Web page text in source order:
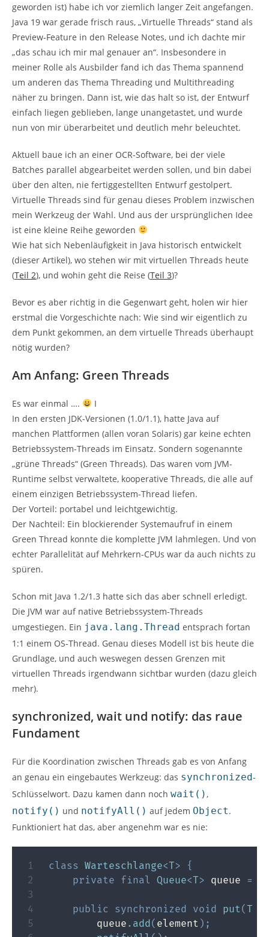
geworden ist) habe ich vor ziemlich langer Zeit angefangen.
Java 19 war gerade frisch raus, „Virtuelle Threads“ stand als
Preview-Feature in den Release Notes, und ich dachte mir
„das schau ich mir mal genauer an“. Insbesondere in
meiner Rolle als Ausbilder fand ich das Thema spannend
um anderen das Thema Threading und Multithreading
näher zu bringen. Dann ist, wie das halt so ist, der Entwurf
einfach liegen geblieben, lange unangetastet, und wurde
nun von mir überarbeitet und deutlich mehr beleuchtet.
Aktuell baue ich an einer OCR-Software, bei der viele
Batches parallel abgearbeitet werden sollen, und bin dabei
über den alten, nie fertiggestellten Entwurf gestolpert.
Virtuelle Threads sind für genau dieses Problem inzwischen
mein Werkzeug der Wahl. Und aus der ursprünglichen Idee
ist eine kleine Reihe geworden
Wie hat sich Nebenläufigkeit in Java historisch entwickelt
(dieser Artikel), wo stehen wir mit virtuellen Threads heute
(Teil 2), und wohin geht die Reise (Teil 3)?
Bevor es aber richtig in die Gegenwart geht, holen wir hier
erstmal die Vorgeschichte nach: Wie sind wir eigentlich zu
dem Punkt gekommen, an dem virtuelle Threads überhaupt
nötig wurden?
Am Anfang: Green Threads
Es war einmal ….
I
In den ersten JDK-Versionen (1.0/1.1), hatte Java auf
manchen Plattformen (allen voran Solaris) gar keine echten
Betriebssystem-Threads im Einsatz. Sondern sogenannte
„grüne Threads“ (Green Threads). Das waren vom JVM-
Runtime selbst verwaltete, kooperative Threads, die alle auf
einem einzigen Betriebssystem-Thread liefen.
Der Vorteil: portabel und leichtgewichtig.
Der Nachteil: Ein blockierender Systemaufruf in einem
Green Thread konnte die komplette JVM lahmlegen. Und von
echter Parallelität auf Mehrkern-CPUs war da auch nichts zu
spüren.
Schon mit Java 1.2/1.3 hatte sich das aber schnell erledigt.
Die JVM war auf native Betriebssystem-Threads
umgestiegen. Ein java.lang.Thread entsprach fortan
1:1 einem OS-Thread. Genau dieses Modell ist bis heute die
Grundlage, und auch weswegen dessen Grenzen mit
virtuellen Threads irgendwann sichtbar wurden (dazu gleich
mehr).
synchronized, wait und notify: das raue
Fundament
Für die Koordination zwischen Threads gab es von Anfang
an genau ein eingebautes Werkzeug: das synchronized-
Schlüsselwort. Dazu kamen dann noch wait(),
notify() und notifyAll() auf jedem Object.
Funktioniert hat das, aber angenehm war es nie:
class Warteschlange<T>
{
private final Queue<T> queue =
public synchronized void put(T
        queue
. add ( element ) ;